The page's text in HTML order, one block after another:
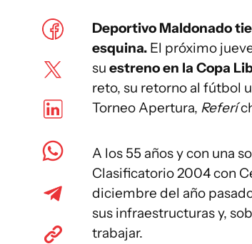
Deportivo Maldonado
esquina. El próximo
su estreno en la Copa
reto, su retorno al fútbol
Torneo Apertura, Referí
A los 55 años y con una
Clasificatorio 2004 con
diciembre del año
sus infraestructuras y,
trabajar.